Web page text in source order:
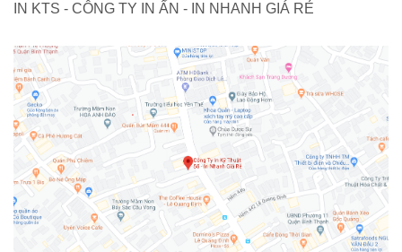
IN KTS - CÔNG TY IN ẤN - IN NHANH GIÁ RẺ